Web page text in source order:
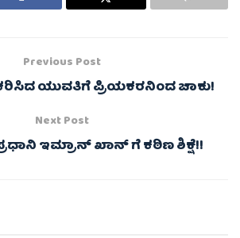
Previous Post
ಯುವತಿಗೆ ಪ್ರಿಯಕರನಿಂದ ಚಾಕು!
Next Post
ಇಮ್ರಾನ್ ಖಾನ್ ಗೆ ಕಠಿಣ ಶಿಕ್ಷೆ!!